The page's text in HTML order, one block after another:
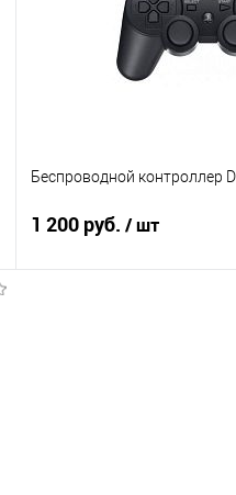
В избранное
Беспроводной контроллер
1 200 руб. / шт